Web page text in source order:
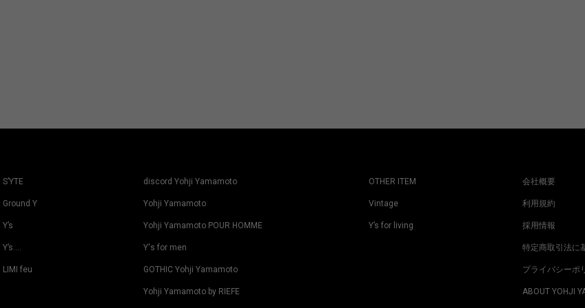
S’YTE
Ground Y
Y’s
Y’s….
LIMI feu
discord Yohji Yamamoto
Yohji Yamamoto
Yohji Yamamoto POUR HOMME
Y's for men
GOTHIC Yohji Yamamoto
Yohji Yamamoto by RIEFE
OTHER ITEM
Vintage
Y’s for living
会社概要
利用規約
採用情報
特定商取引法に
プライバシーポ
ABOUT YOHJI